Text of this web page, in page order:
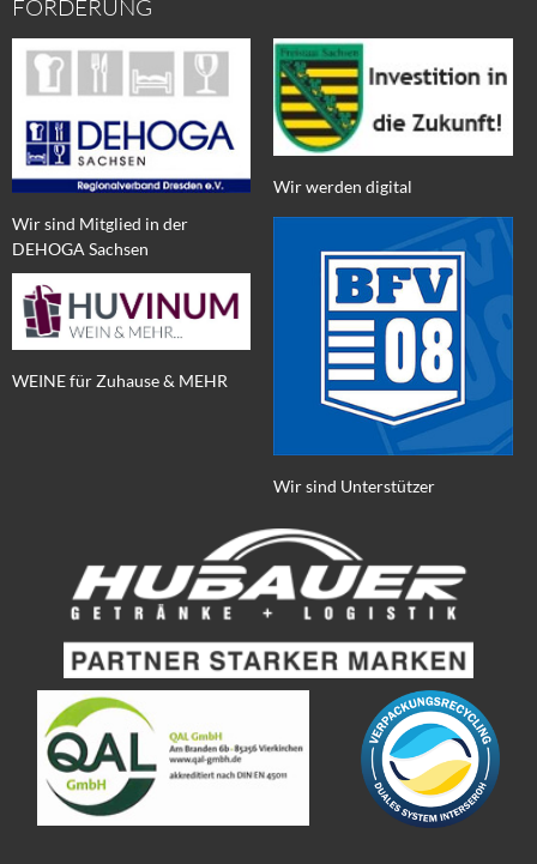
FÖRDERUNG
Wir sind Mitglied in der
DEHOGA Sachsen
WEINE für Zuhause & MEHR
Wir werden digital
Wir sind Unterstützer